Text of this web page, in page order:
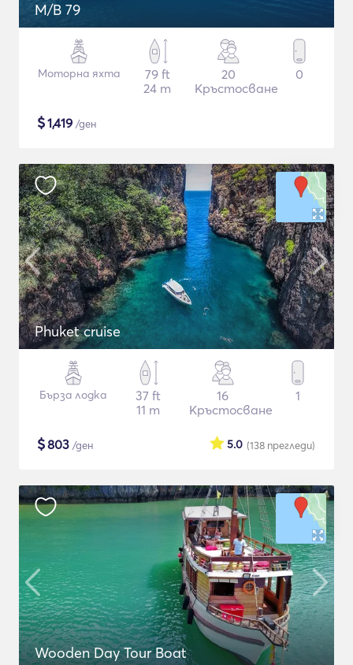
M/B 79
Моторна яхта
79 ft
24 m
20
Кръстосване
0
$1,419 /ден
Phuket cruise
Бърза лодка
37 ft
11 m
16
Кръстосване
1
$803 /ден (138 прегледи)
5.0
Wooden Day Tour Boat